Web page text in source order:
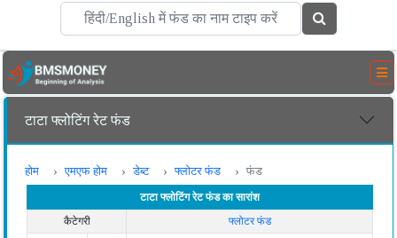
टाटा फ्लोटिंग रेट फंड
होम एमएफ होम डेब्ट फ्लोटर फंड फंड
टाटा फ्लोटिंग रेट फंड का सारांश
कैटेगरी
फ्लोटर फंड